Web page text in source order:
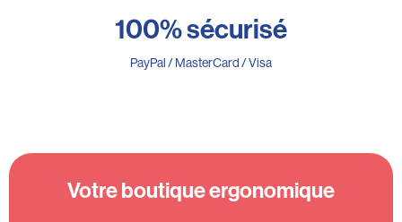
100% sécurisé
PayPal / MasterCard / Visa
Votre boutique ergonomique